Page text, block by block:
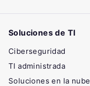
Soluciones de TI
Ciberseguridad
TI administrada
Soluciones en la nube